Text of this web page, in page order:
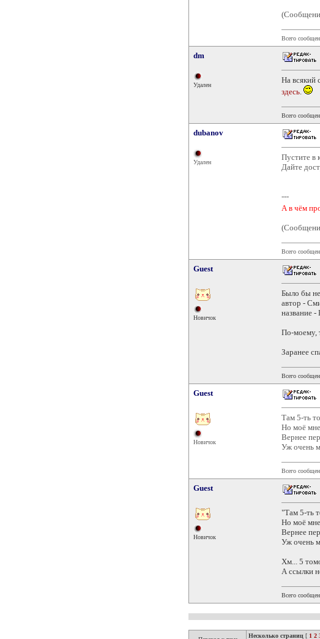
Всего
dm
Удален
На всякий
здесь.
Всего
dubanov
Удален
Пустите в
Дайте
---
А в чём
Всего
Guest
Новичок
Было бы
автор -
название
По-моему,
Заранее
Всего
Guest
Новичок
Там 5-ть
Но моё
Вернее
Уж очень
Всего
Guest
Новичок
"Там 5-ть
Но моё
Вернее
Уж очень
Хм... 5
А ссылки
Всего
Несколько страниц [ 1 2